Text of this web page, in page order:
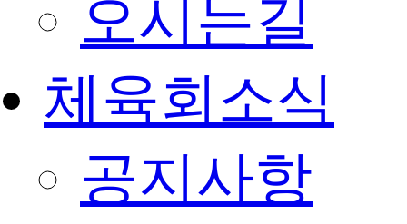
오시는길
체육회소식
공지사항